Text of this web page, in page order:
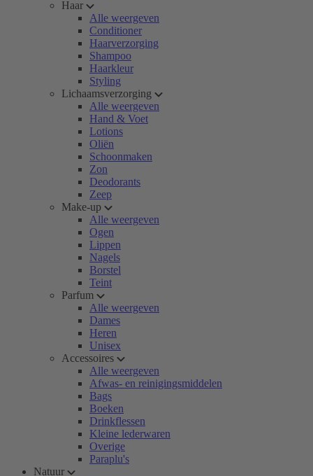
Haar
Alle weergeven
Conditioner
Haarverzorging
Shampoo
Haarkleur
Styling
Lichaamsverzorging
Alle weergeven
Hand & Voet
Lotions
Oliën
Schoonmaken
Zon
Deodorants
Zeep
Make-up
Alle weergeven
Ogen
Lippen
Nagels
Borstel
Teint
Parfum
Alle weergeven
Dames
Heren
Unisex
Accessoires
Alle weergeven
Afwas- en reinigingsmiddelen
Bags
Boeken
Drinkflessen
Kleine lederwaren
Overige
Paraplu's
Natuur